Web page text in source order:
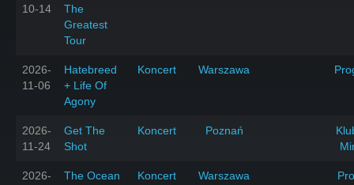
10-14
The
Greatest
Tour
2026-
11-06
Hatebreed
+ Life Of
Agony
Koncert Warszawa
2026-
11-24
Get The
Shot
Koncert Poznań
2026-
The Ocean Koncert Warszawa